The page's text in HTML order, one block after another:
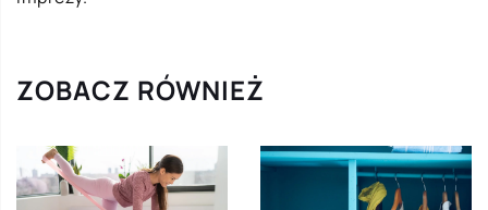
ZOBACZ RÓWNIEŻ